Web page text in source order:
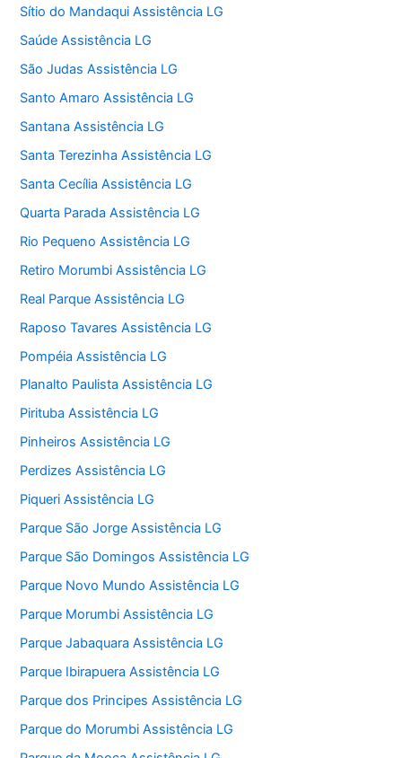
Sítio do Mandaqui Assistência LG
Saúde Assistência LG
São Judas Assistência LG
Santo Amaro Assistência LG
Santana Assistência LG
Santa Terezinha Assistência LG
Santa Cecília Assistência LG
Quarta Parada Assistência LG
Rio Pequeno Assistência LG
Retiro Morumbi Assistência LG
Real Parque Assistência LG
Raposo Tavares Assistência LG
Pompéia Assistência LG
Planalto Paulista Assistência LG
Pirituba Assistência LG
Pinheiros Assistência LG
Perdizes Assistência LG
Piqueri Assistência LG
Parque São Jorge Assistência LG
Parque São Domingos Assistência LG
Parque Novo Mundo Assistência LG
Parque Morumbi Assistência LG
Parque Jabaquara Assistência LG
Parque Ibirapuera Assistência LG
Parque dos Principes Assistência LG
Parque do Morumbi Assistência LG